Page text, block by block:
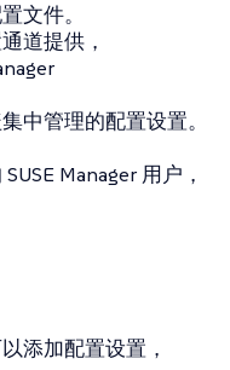
文件。
道提供，
中管理的配置设置。
Manager 用户，
添加配置设置，